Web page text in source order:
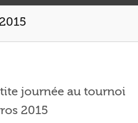
journée au tournoi
2015